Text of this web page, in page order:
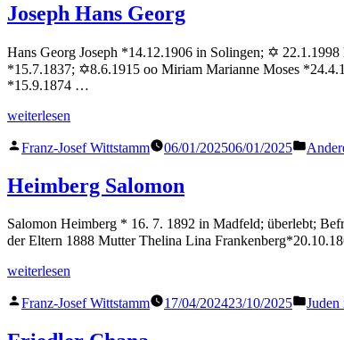
Joseph Hans Georg
Hans Georg Joseph *14.12.1906 in Solingen; ✡
*15.7.1837; ✡8.6.1915 oo Miriam Marianne Moses
*15.9.1874 …
„Joseph
Georg“
weiterlesen
Veröffentlicht
Franz-Josef Wittstamm 06/01/202506/01/2025
Heimberg Salomon
Salomon Heimberg * 16. 7. 1892 in Madfeld; überlebt;
der Eltern 1888 Mutter Thelina Lina
„Heimberg
weiterlesen
Veröffentlicht
Franz-Josef Wittstamm 17/04/202423/10/2025 Juden